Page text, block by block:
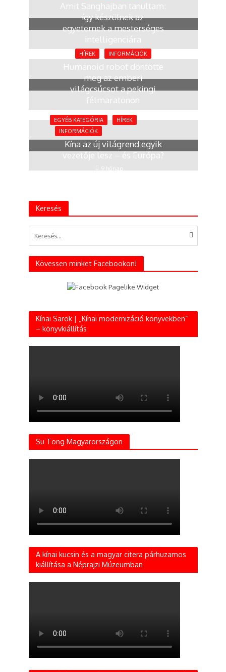
Amit Sanghajban tanultam:
így készülnek az
egyetemek a mesterséges
intelligenciára
2 hónap
HÍREK INFORMÁCIÓK
Humanoid robot döntötte
meg az emberi
világcsúcsot a pekingi
félmaratonon
4 hónap
EGYÉB KATEGÓRIA
HÍREK
INFORMÁCIÓK
Kína az új világrend egyik
vezetője lesz – és Európa?
9 hónap
Keresés
Kövessen minket Facebookon!
Kínai Sarok | „Kínai modernizáció könyvekben”
– könyvkiállítás
Su Tong Magyarországon
A kínai kucsin és a magyar citera párhuzamos
kiállítása a Néprajzi Múzeumban